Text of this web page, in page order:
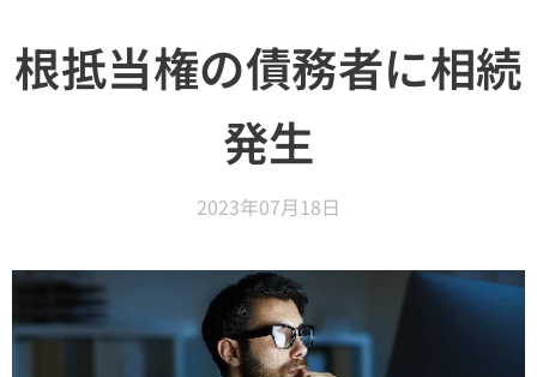
根抵当権の債務者に相続
発生
2023年07月18日